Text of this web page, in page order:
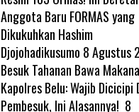
Anggota Baru FORMAS yang
Dikukuhkan Hashim
Djojohadikusumo 8 Agustus
Besuk Tahanan Bawa
Kapolres Belu: Wajib Dicicipi
Pembesuk, Ini Alasannya! 8